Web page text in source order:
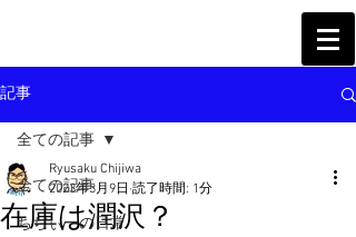
記事
全ての記事
ちぢぃーの日常
全ての記事
在庫は潤沢？
Ryusaku Chijiwa
2023年3月9日 読了時間: 1分